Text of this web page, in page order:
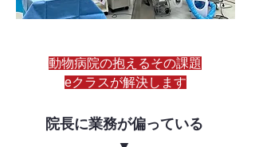
動物病院の抱えるその課題
eクラスが解決します
院長に業務が偏っている